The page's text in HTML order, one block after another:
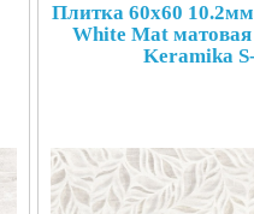
Плитка 60x60
White Mat
Keramika